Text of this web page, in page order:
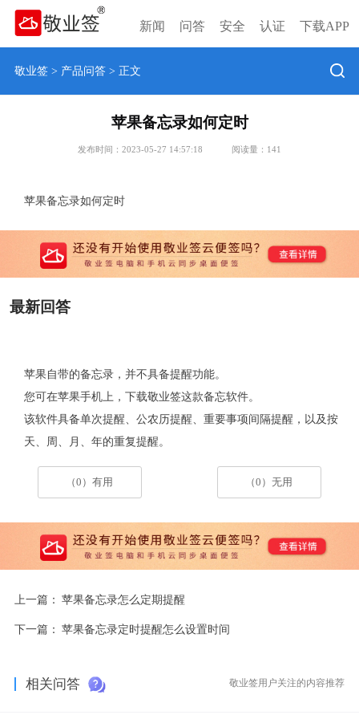
新闻 问答 安全 认证 下载APP
敬业签> 产品问答> 正文
苹果备忘录如何定时
发布时间：2023-05-27 14:57:18 阅读量： 141
苹果备忘录如何定时
最新回答
苹果自带的备忘录，并不具备提醒功能。
您可在苹果手机上，下载敬业签这款备忘软件。
该软件具备单次提醒、公农历提醒、重要事项间隔提醒，以及按
天、周、月、年的重复提醒。
（0）有用 （0）无用
上一篇： 苹果备忘录怎么定期提醒
下一篇： 苹果备忘录定时提醒怎么设置时间
相关问答 敬业签用户关注的内容推荐